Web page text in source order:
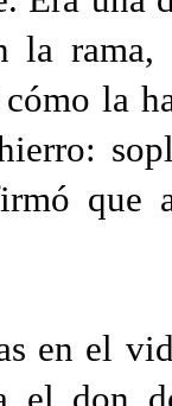
la
la
que
en el